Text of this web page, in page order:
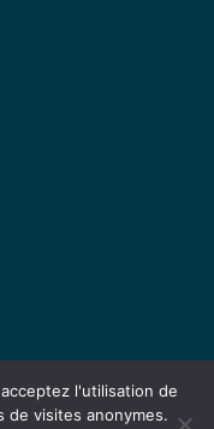
l'utilisation de
de visites anonymes.